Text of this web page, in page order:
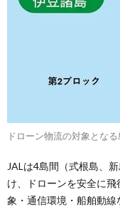
ドローン物流の対象となる
JALは4島間（式根島、
け、ドローンを安全に
象・通信環境・船舶動